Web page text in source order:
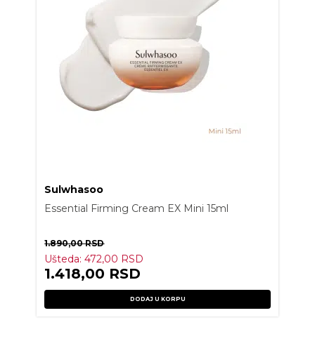
Sulwhasoo
Essential Firming Cream EX Mini 15ml
1.890,00RSD
Ušteda:472,00 RSD
1.418,00 RSD
DODAJ U KORPU